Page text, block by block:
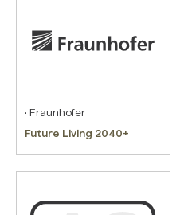
· Fraunhofer
Future Living 2040+